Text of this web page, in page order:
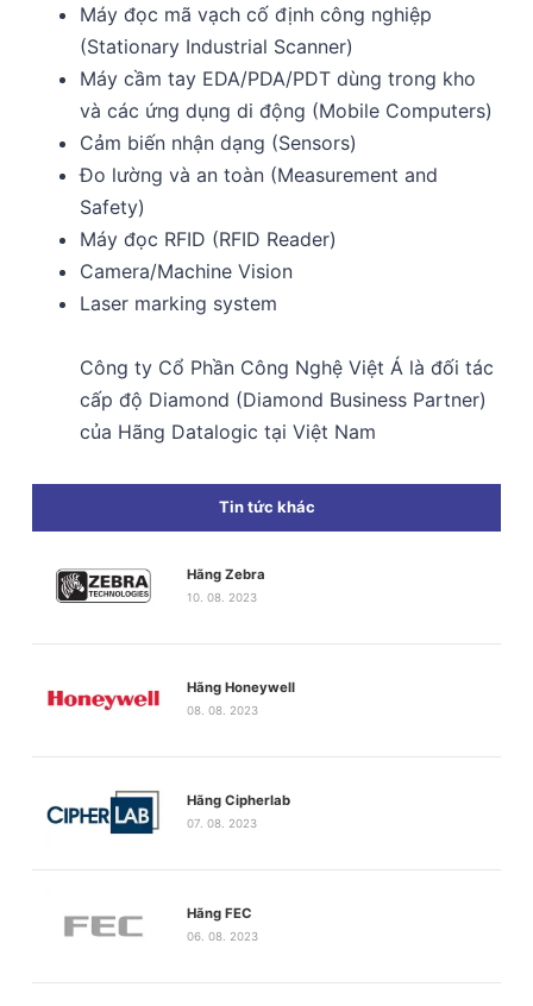
Máy đọc mã vạch cố định công nghiệp
(Stationary Industrial Scanner)
Máy cầm tay EDA/PDA/PDT dùng trong kho
và các ứng dụng di động (Mobile Computers)
Cảm biến nhận dạng (Sensors)
Đo lường và an toàn (Measurement and
Safety)
Máy đọc RFID (RFID Reader)
Camera/Machine Vision
Laser marking system
Công ty Cổ Phần Công Nghệ Việt Á là đối tác
cấp độ Diamond (Diamond Business Partner)
của Hãng Datalogic tại Việt Nam
Tin tức khác
Hãng Zebra
10. 08. 2023
Hãng Honeywell
08. 08. 2023
Hãng Cipherlab
07. 08. 2023
Hãng FEC
06. 08. 2023